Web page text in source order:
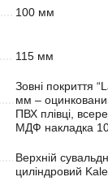
100 мм
115 мм
Зовні покриття
мм –
ПВХ плівці,
МДФ накладка
Верхній
циліндровий